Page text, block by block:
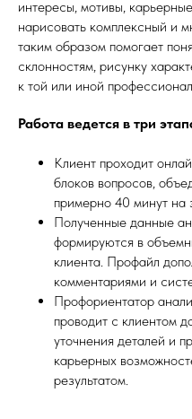
интересы, мотивы,
нарисовать комплексный и
таким образом помогает
склонностям, рисунку
к той или иной
Работа ведется в три
Клиент проходит
блоков вопросов,
примерно 40 минут на
Полученные данные
формируются в
клиента. Профайл
комментариями и
Профориентатор
проводит с клиентом
уточнения деталей и
карьерных
результатом.